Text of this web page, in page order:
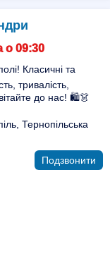
о 09:30
Класичні та
тривалість,
до нас! 🛍️👗
Тернопільська
Подзвонити